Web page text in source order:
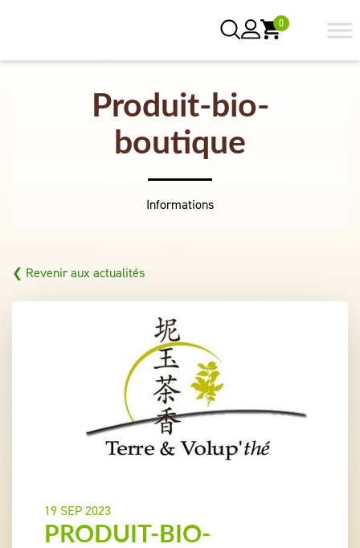
0
Produit-bio-
boutique
Informations
❮ Revenir aux actualités
19 SEP 2023
PRODUIT-BIO-